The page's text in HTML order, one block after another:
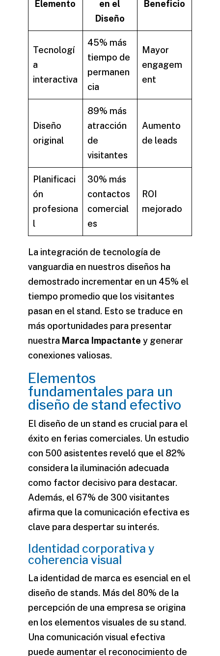
Elemento
en el
Diseño
Beneficio
Tecnologí
a
interactiva
45% más
tiempo de
permanen
cia
Mayor
engagem
ent
Diseño
original
89% más
atracción
de
visitantes
Aumento
de leads
Planificaci
ón
profesiona
l
30% más
contactos
comercial
es
ROI
mejorado
La integración de tecnología de
vanguardia en nuestros diseños ha
demostrado incrementar en un 45% el
tiempo promedio que los visitantes
pasan en el stand. Esto se traduce en
más oportunidades para presentar
nuestra Marca Impactante y generar
conexiones valiosas.
Elementos
fundamentales para un
diseño de stand efectivo
El diseño de un stand es crucial para el
éxito en ferias comerciales. Un estudio
con 500 asistentes reveló que el 82%
considera la iluminación adecuada
como factor decisivo para destacar.
Además, el 67% de 300 visitantes
afirma que la comunicación efectiva es
clave para despertar su interés.
Identidad corporativa y
coherencia visual
La identidad de marca es esencial en el
diseño de stands. Más del 80% de la
percepción de una empresa se origina
en los elementos visuales de su stand.
Una comunicación visual efectiva
puede aumentar el reconocimiento de